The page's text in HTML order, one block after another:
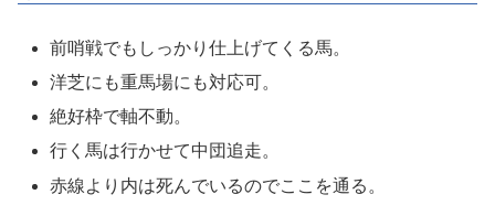
前哨戦でもしっかり仕上げてくる馬。
洋芝にも重馬場にも対応可。
絶好枠で軸不動。
行く馬は行かせて中団追走。
赤線より内は死んでいるのでここを通る。